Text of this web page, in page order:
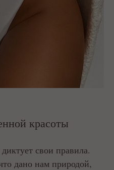
красоты
свои правила.
дано нам природой,